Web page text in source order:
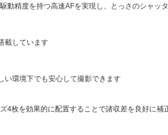
精度を持つ高速AFを実現し、とっさのシャッ
載しています
い環境下でも安心して撮影できます
枚を効果的に配置することで諸収差を良好に補